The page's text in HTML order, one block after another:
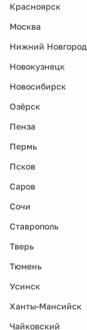
Красноярск
Москва
Нижний Новгород
Новокузнецк
Новосибирск
Озёрск
Пенза
Пермь
Псков
Саров
Сочи
Ставрополь
Тверь
Тюмень
Усинск
Ханты-Мансийск
Чайковский